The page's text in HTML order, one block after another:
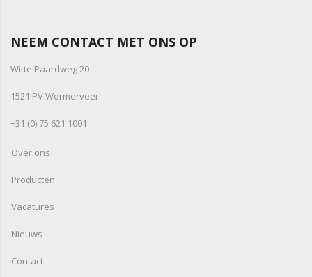
NEEM CONTACT MET ONS OP
Witte Paardweg 20
1521 PV Wormerveer
+31 (0) 75 621 1001
Over ons
Producten
Vacatures
Nieuws
Contact